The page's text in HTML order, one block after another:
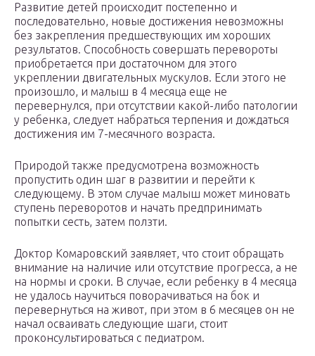
Развитие детей происходит постепенно и
последовательно, новые достижения невозможны
без закрепления предшествующих им хороших
результатов. Способность совершать перевороты
приобретается при достаточном для этого
укреплении двигательных мускулов. Если этого не
произошло, и малыш в 4 месяца еще не
перевернулся, при отсутствии какой-либо патологии
у ребенка, следует набраться терпения и дождаться
достижения им 7-месячного возраста.
Природой также предусмотрена возможность
пропустить один шаг в развитии и перейти к
следующему. В этом случае малыш может миновать
ступень переворотов и начать предпринимать
попытки сесть, затем ползти.
Доктор Комаровский заявляет, что стоит обращать
внимание на наличие или отсутствие прогресса, а не
на нормы и сроки. В случае, если ребенку в 4 месяца
не удалось научиться поворачиваться на бок и
перевернуться на живот, при этом в 6 месяцев он не
начал осваивать следующие шаги, стоит
проконсультироваться с педиатром.